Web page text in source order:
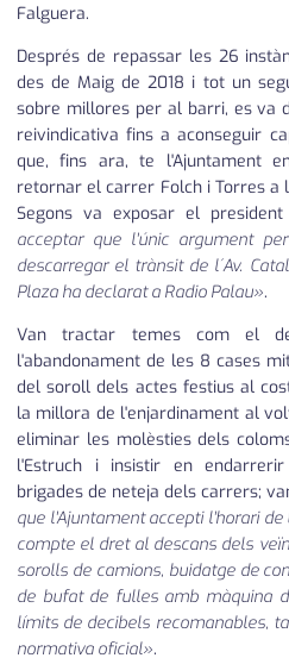
Falguera.
Després de repassar les 26
des de Maig de 2018 i tot un
sobre millores per al barri, es va
reivindicativa fins a aconseguir
que, fins ara, te l'Ajuntament
retornar el carrer Folch i Torres a
Segons va exposar el president
acceptar que l'únic argument
descarregar el trànsit de l´Av.
Plaza ha declarat a Radio Palau».
Van tractar temes com el de
l'abandonament de les 8 cases
del soroll dels actes festius al
la millora de l'enjardinament al
eliminar les molèsties dels
l'Estruch i insistir en
brigades de neteja dels carrers;
que l'Ajuntament accepti l'horari
compte el dret al descans dels
sorolls de camions, buidatge de
de bufat de fulles amb màquina
límits de decibels recomanables,
normativa oficial».